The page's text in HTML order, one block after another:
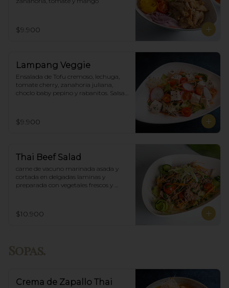
$9.900
Lampang Veggie
Ensalada de Tofu cremoso, lechuga,
tomate cherry, zanahoria juliana,
choclo baby pepino y rabanitos. Salsa
$9.900
Thai Beef Salad
carne de vacuno marinada asada y
cortada en delgadas laminas y
preparada con vegetales frescos y
$10.900
Crema de Zapallo Thai